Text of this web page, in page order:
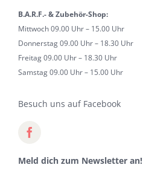
B.A.R.F.- & Zubehör-Shop:
Mittwoch 09.00 Uhr – 15.00 Uhr
Donnerstag 09.00 Uhr – 18.30 Uhr
Freitag 09.00 Uhr – 18.30 Uhr
Samstag 09.00 Uhr – 15.00 Uhr
Besuch uns auf Facebook
Meld dich zum Newsletter an!